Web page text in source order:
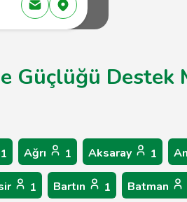
Güçlüğü
1 Ağrı 1 Aksaray 1
1 Bartın 1 Batman